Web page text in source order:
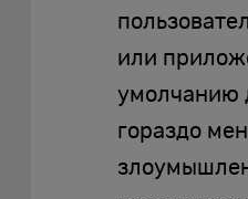
или
умолчанию
гораздо